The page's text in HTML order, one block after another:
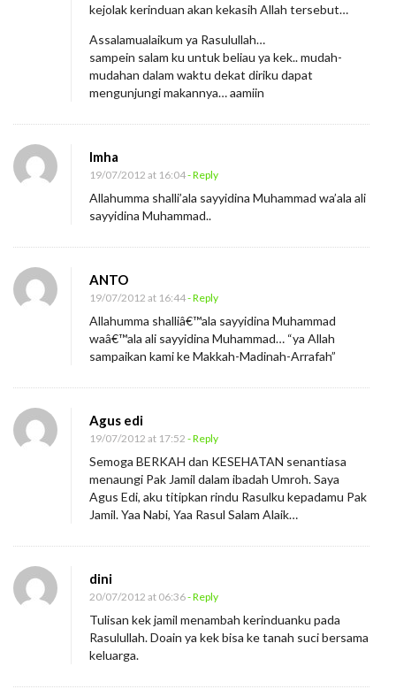
kejolak kerinduan akan kekasih Allah tersebut…
Assalamualaikum ya Rasulullah…
sampein salam ku untuk beliau ya kek.. mudah-
mudahan dalam waktu dekat diriku dapat
mengunjungi makannya… aamiin
Imha
19/07/2012 at 16:04- Reply
Allahumma shalli’ala sayyidina Muhammad wa’ala ali
sayyidina Muhammad..
ANTO
19/07/2012 at 16:44- Reply
Allahumma shalliâ€™ala sayyidina Muhammad
waâ€™ala ali sayyidina Muhammad… “ya Allah
sampaikan kami ke Makkah-Madinah-Arrafah”
Agus edi
19/07/2012 at 17:52 - Reply
Semoga BERKAH dan KESEHATAN senantiasa
menaungi Pak Jamil dalam ibadah Umroh. Saya
Agus Edi, aku titipkan rindu Rasulku kepadamu Pak
Jamil. Yaa Nabi, Yaa Rasul Salam Alaik…
dini
20/07/2012 at 06:36- Reply
Tulisan kek jamil menambah kerinduanku pada
Rasulullah. Doain ya kek bisa ke tanah suci bersama
keluarga.